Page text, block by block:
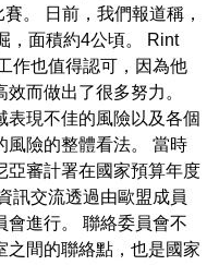
。 日前，我們報道稱，
，面積約4公頃。 Rint
作也值得認可，因為他
而做出了很多努力。
表現不佳的風險以及各個
風險的整體看法。 當時
亞審計署在國家預算年度
訊交流透過由歐盟成員
會進行。 聯絡委員會不
之間的聯絡點，也是國家